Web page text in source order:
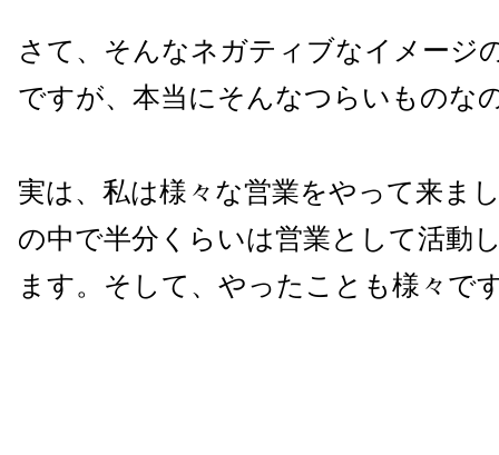
さて、そんなネガティブなイメージ
ですが、本当にそんなつらいものな
実は、私は様々な営業をやって来ま
の中で半分くらいは営業として活動
ます。そして、やったことも様々で